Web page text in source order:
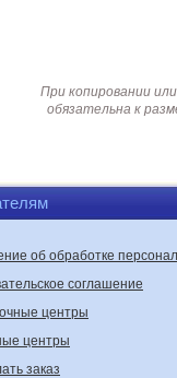
При копировании
обязательна к
об обработке
соглашение
центры
центры
заказ